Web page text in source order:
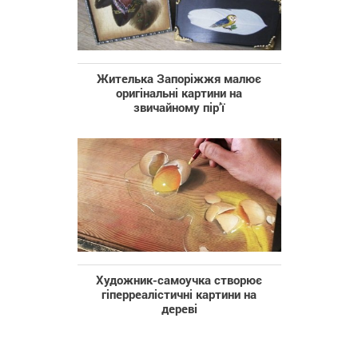
Жителька Запоріжжя малює
оригінальні картини на
звичайному пір’ї
Художник-самоучка створює
гіперреалістичні картини на
дереві